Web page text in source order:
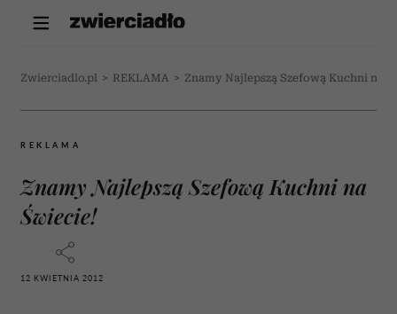
Zwierciadlo.pl > REKLAMA > Znamy Najlepszą Szefową Kuchni na
REKLAMA
Znamy Najlepszą Szefową Kuchni na
Świecie!
12 KWIETNIA 2012